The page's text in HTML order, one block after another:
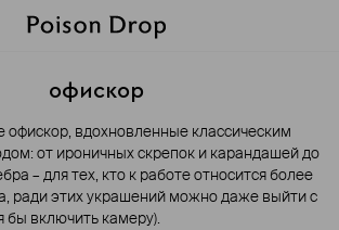
офискор
офискор, вдохновленные классическим
от ироничных скрепок и карандашей до
– для тех, кто к работе относится более
ради этих украшений можно даже выйти с
бы включить камеру).